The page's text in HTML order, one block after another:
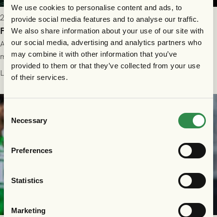
We use cookies to personalise content and ads, to
provide social media features and to analyse our traffic.
We also share information about your use of our site with
our social media, advertising and analytics partners who
may combine it with other information that you’ve
provided to them or that they’ve collected from your use
of their services.
Consent
Selection
Necessary
Preferences
Statistics
Marketing
2026-07-28 17:36
FC Nordsjælland borta: Biljettuthämtning
All information om hur du byter ditt värdebevis mot
matchbiljett på plats i Danmark, samt vad som gäller för dig
som står på reservlista eller fått förhinder.
Läs mer